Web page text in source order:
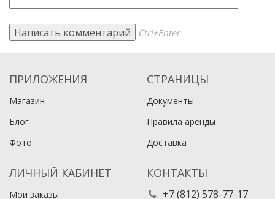
Ctrl+Enter
ПРИЛОЖЕНИЯ
Магазин
Блог
Фото
СТРАНИЦЫ
Документы
Правила аренды
Доставка
ЛИЧНЫЙ КАБИНЕТ
Мои заказы
КОНТАКТЫ
+7 (812) 578-77-17